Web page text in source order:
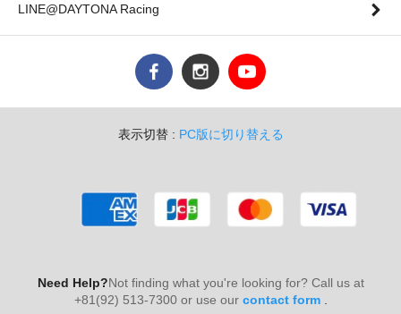
LINE@DAYTONA Racing
表示切替 : PC版に切り替える
Need Help?Not finding what you're looking for? Call us at
+81(92) 513-7300 or use our contact form.